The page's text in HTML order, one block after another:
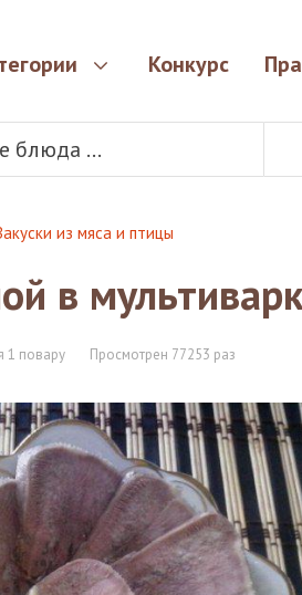
Конкурс
из мяса и птицы
в
1 повару Просмотрен 77253 раз